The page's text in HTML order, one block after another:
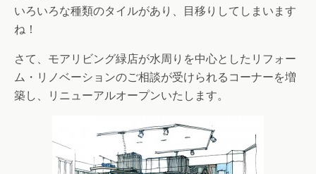
いろいろな種類のタイルがあり、目移りしてしまいます
ね！
さて、モアリビング緑店が水周りを中心としたリフォー
ム・リノベーションのご相談が受けられるコーナーを増
築し、リニューアルオープンいたします。